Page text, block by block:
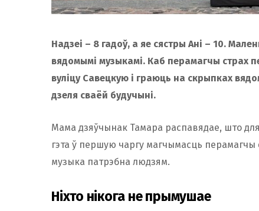
Надзеі – 8 гадоў, а яе сястры Ані – 10.
вядомымі музыкамі. Каб перамагчы страх
вуліцу Савецкую і граюць на скрыпках
дзеля сваёй будучыні.
Мама дзяўчынак Тамара распавядае, што
гэта ў першую чаргу магчымасць
музыка патрэбна людзям.
Ніхто нікога не прымушае